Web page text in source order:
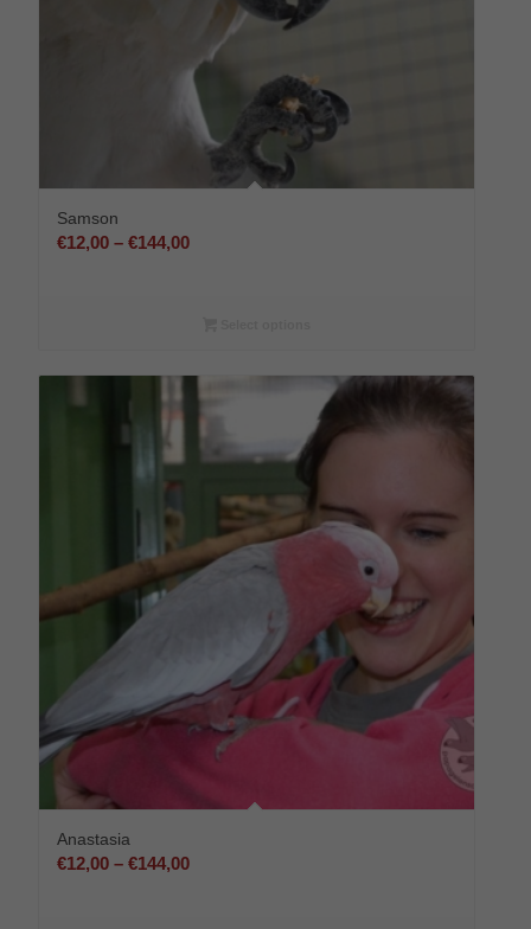
Samson
€12,00 –€144,00Preisspanne:
Anastasia
€12,00 –€144,00Preisspanne: